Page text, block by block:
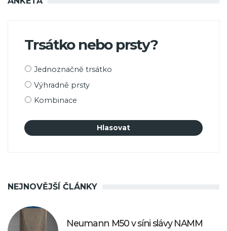
Trsátko nebo prsty?
Možnosti
Jednoznačně trsátko
Výhradně prsty
Kombinace
NEJNOVĚJŠÍ ČLÁNKY
Neumann M50 v síni slávy NAMM